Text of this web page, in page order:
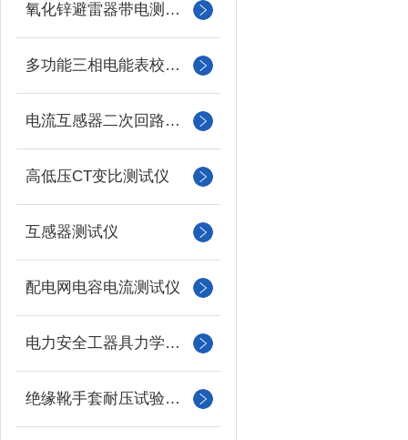
氧化锌避雷器带电测试仪（氧化锌避雷器测试仪）
多功能三相电能表校验仪
电流互感器二次回路负载测试仪
高低压CT变比测试仪
互感器测试仪
配电网电容电流测试仪
电力安全工器具力学性能试验机
绝缘靴手套耐压试验装置